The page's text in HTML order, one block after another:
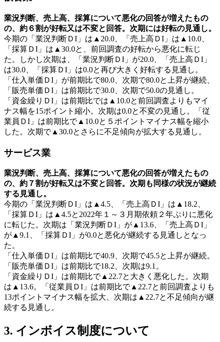
業況判断、売上高、採算について悪化の回答が増えたもの
の、約６割が好転又は不変と回答。次期には好転の見通し。
今期の「業況判断ＤI」は▲20.0、「売上高ＤI」は▲10.0、
「採算ＤI」は▲30.0と、前回調査の好転から悪化に転じ
た。しかし次期は、「業況判断ＤI」が20.0、「売上高ＤI」
は30.0、「採算ＤI」は0.0と再び大きく好転する見通し。
「仕入単価ＤI」が前期比で80.0、次期で80.0と上昇が継続、
「販売単価ＤI」は前期比で30.0、次期で50.0の見通し。
「資金繰りＤI」は前期比では▲10.0と前回調査よりもマイ
ナス幅を15ポイント縮小。次期は0.0と不変の見通し。「従
業員ＤI」は前期比で▲10.0と５ポイントマイナス幅を縮小
した。次期で▲30.0とさらに不足傾向が拡大する見通し。
サービス業
業況判断、売上高、採算について悪化の回答が増えたもの
の、約７割が好転又は不変と回答。次期も同様の状況が継続
する見通し。
今期の「業況判断ＤI」は▲4.5、「売上高ＤI」は▲18.2、
「採算ＤI」は▲4.5と2022年１～３月期依頼２年ぶりに悪化
に転じた。次期は「業況判断ＤI」が▲13.6、「売上高ＤI」
が▲9.1、「採算ＤI」が0.0と悪化が継続する見通しとなっ
た。
「仕入単価ＤI」は前期比で40.9、次期で45.5と上昇が継続。
「販売単価ＤI」は前期比で18.2、次期は9.1。
「資金繰りＤI」は前期比で▲22.7と大きく悪化した。次期
は▲13.6。「従業員ＤI」は前期比で▲22.7と前回調査よりも
13ポイントマイナス幅を拡大、次期は▲22.7と不足傾向が継
続する見通し。
3. インボイス制度について